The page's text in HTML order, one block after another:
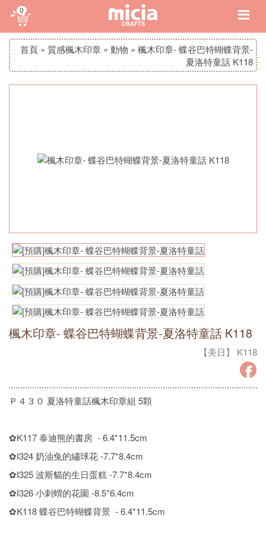
0
首頁 » 質感楓木印章 » 動物 » 楓木印章- 蝶谷巴特蝴蝶背景-
夏洛特童話 K118
楓木印章- 蝶谷巴特蝴蝶背景-夏洛特童話 K118
【美日】 K118
Ｐ４３０ 夏洛特童話楓木印章組 5顆
✿K117 泰迪熊的書房 - 6.4*11.5cm
✿I324 奶油兔的繡球花 -7.7*8.4cm
✿I325 波斯貓的生日蛋糕 -7.7*8.4cm
✿I326 小刺蝟的花園 -8.5*6.4cm
✿K118 蝶谷巴特蝴蝶背景 - 6.4*11.5cm